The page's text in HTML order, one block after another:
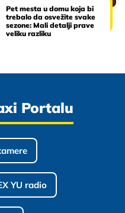
Pet mesta u domu koja bi
trebalo da osvežite svake
sezone: Mali detalji prave
veliku razliku
Portalu
YU radio